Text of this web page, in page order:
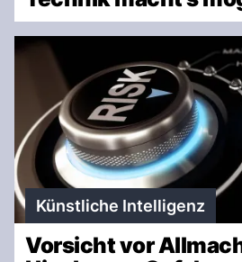
Künstliche Intelligenz
Vorsicht vor